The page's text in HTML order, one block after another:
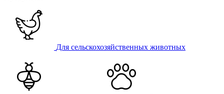
Для сельскохозяйственных животных